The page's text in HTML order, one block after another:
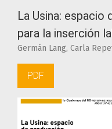
La Usina:
para la inserción
Germán Lang, Carla
PDF